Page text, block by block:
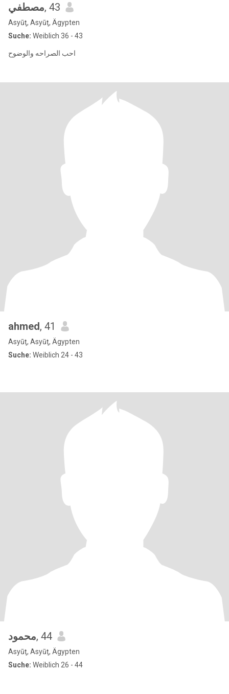
مصطفي, 43
Asyūţ, Asyūţ, Ägypten
Suche: Weiblich 36 - 43
احب الصراحه والوضوح
ahmed, 41
Asyūţ, Asyūţ, Ägypten
Suche: Weiblich 24 - 43
محمود, 44
Asyūţ, Asyūţ, Ägypten
Suche: Weiblich 26 - 44